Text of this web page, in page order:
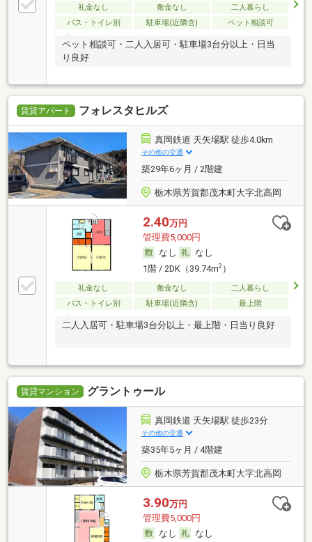
礼金なし 敷金なし
二人暮らし
バス・トイレ別
駐車場(近隣含) ペット相談可
ペット相談可・二人入居可・駐車場3台分以上・日当
り良好
賃貸アパート フォレスタヒルズ
真岡鉄道 天矢場駅 徒歩4.0km
その他の交通
築29年6ヶ月 / 2階建
栃木県芳賀郡茂木町大字北高岡
2.40万円
管理費5,000円
なし
なし
1階 / 2DK（39.74m2）
礼金なし 敷金なし
二人暮らし
バス・トイレ別
駐車場(近隣含) 最上階
二人入居可・駐車場3台分以上・最上階・日当り良好
賃貸マンション グラントゥール
真岡鉄道 天矢場駅 徒歩23分
その他の交通
築35年5ヶ月 / 4階建
栃木県芳賀郡茂木町大字北高岡
3.90万円
管理費5,000円
なし
なし